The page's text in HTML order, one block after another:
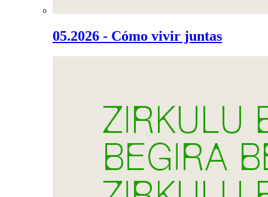
05.2026 - Cómo vivir juntas